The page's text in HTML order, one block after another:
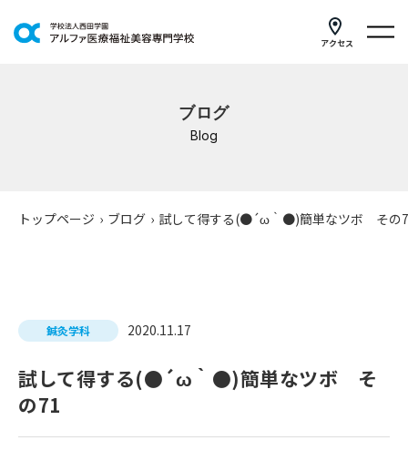
アクセス
研修・講座
公共職業訓練
ブログ
Blog
トップページ › ブログ › 試して得する(●´ω｀●)簡単なツボ その
鍼灸学科 2020.11.17
試して得する(●´ω｀●)簡単なツボ そ
の71